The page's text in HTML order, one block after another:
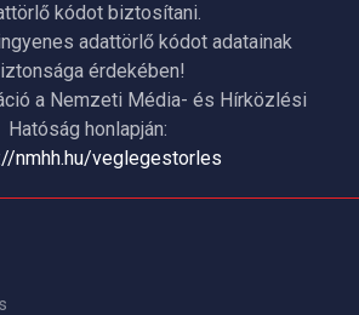
kódot biztosítani.
adattörlő kódot adatainak
érdekében!
a Nemzeti Média- és Hírközlési
Hatóság honlapján:
nmhh.hu/veglegestorles